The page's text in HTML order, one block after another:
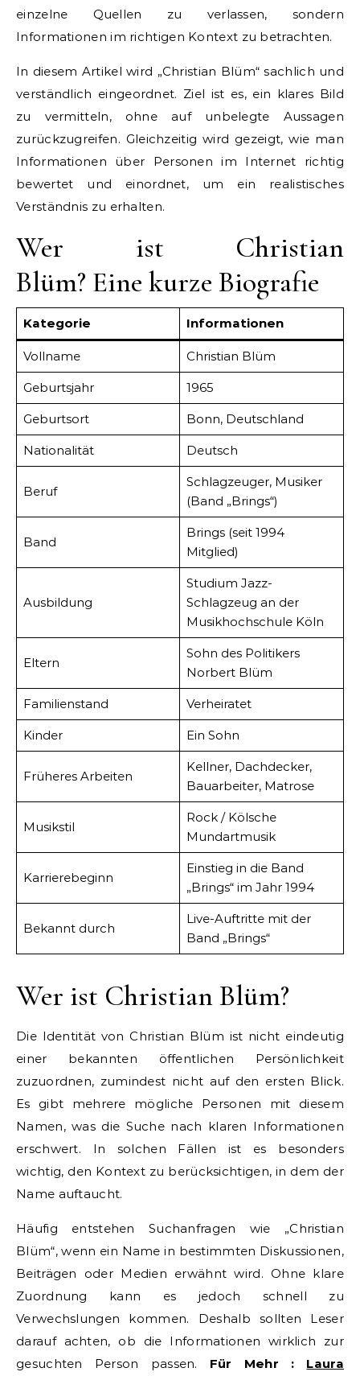
einzelne Quellen zu verlassen, sondern
Informationen im richtigen Kontext zu betrachten.
In diesem Artikel wird „Christian Blüm“ sachlich und
verständlich eingeordnet. Ziel ist es, ein klares Bild
zu vermitteln, ohne auf unbelegte Aussagen
zurückzugreifen. Gleichzeitig wird gezeigt, wie man
Informationen über Personen im Internet richtig
bewertet und einordnet, um ein realistisches
Verständnis zu erhalten.
Wer ist Christian
Blüm? Eine kurze Biografie
Kategorie Informationen
Vollname Christian Blüm
Geburtsjahr 1965
Geburtsort Bonn, Deutschland
Nationalität Deutsch
Beruf
Schlagzeuger, Musiker
(Band „Brings“)
Band
Brings (seit 1994
Mitglied)
Ausbildung
Studium Jazz-
Schlagzeug an der
Musikhochschule Köln
Eltern
Sohn des Politikers
Norbert Blüm
Familienstand Verheiratet
Kinder Ein Sohn
Früheres Arbeiten
Kellner, Dachdecker,
Bauarbeiter, Matrose
Musikstil
Rock / Kölsche
Mundartmusik
Karrierebeginn
Einstieg in die Band
„Brings“ im Jahr 1994
Bekannt durch
Live-Auftritte mit der
Band „Brings“
Wer ist Christian Blüm?
Die Identität von Christian Blüm ist nicht eindeutig
einer bekannten öffentlichen Persönlichkeit
zuzuordnen, zumindest nicht auf den ersten Blick.
Es gibt mehrere mögliche Personen mit diesem
Namen, was die Suche nach klaren Informationen
erschwert. In solchen Fällen ist es besonders
wichtig, den Kontext zu berücksichtigen, in dem der
Name auftaucht.
Häufig entstehen Suchanfragen wie „Christian
Blüm“, wenn ein Name in bestimmten Diskussionen,
Beiträgen oder Medien erwähnt wird. Ohne klare
Zuordnung kann es jedoch schnell zu
Verwechslungen kommen. Deshalb sollten Leser
darauf achten, ob die Informationen wirklich zur
gesuchten Person passen. Für Mehr : Laura